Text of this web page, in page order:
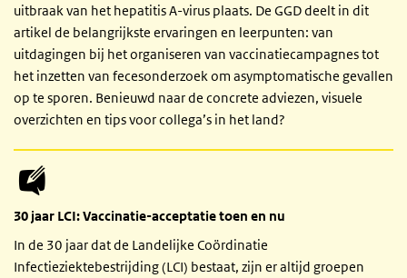
uitbraak van het hepatitis A-virus plaats. De GGD deelt in dit
artikel de belangrijkste ervaringen en leerpunten: van
uitdagingen bij het organiseren van vaccinatiecampagnes tot
het inzetten van fecesonderzoek om asymptomatische gevallen
op te sporen. Benieuwd naar de concrete adviezen, visuele
overzichten en tips voor collega’s in het land?
30 jaar LCI: Vaccinatie-acceptatie toen en nu
In de 30 jaar dat de Landelijke Coördinatie
Infectieziektebestrijding (LCI) bestaat, zijn er altijd groepen